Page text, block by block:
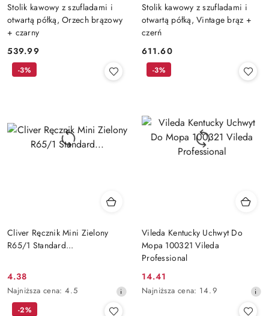
Stolik kawowy z szufladami i
otwartą półką, Orzech brązowy
+ czarny
Cena:
539.99
Stolik kawowy z szufladami i
otwartą półką, Vintage brąz +
czerń
Cena:
611.60
Cliver Ręcznik Mini Zielony
R65/1 Standard...
Cena
promocyjna:
4.38
Najniższa
cena
Najniższa cena: 4.5
-3%
Vileda Kentucky Uchwyt Do
Mopa 100321 Vileda
Professional
Cena
promocyjna:
14.41
Najniższa
Najniższa cena: 14.9
-3%
-2%